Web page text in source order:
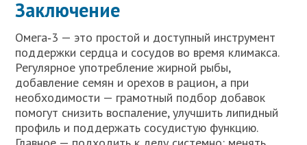
Заключение
Омега‑3 — это простой и доступный инструмент
поддержки сердца и сосудов во время климакса.
Регулярное употребление жирной рыбы,
добавление семян и орехов в рацион, а при
необходимости — грамотный подбор добавок
помогут снизить воспаление, улучшить липидный
профиль и поддержать сосудистую функцию.